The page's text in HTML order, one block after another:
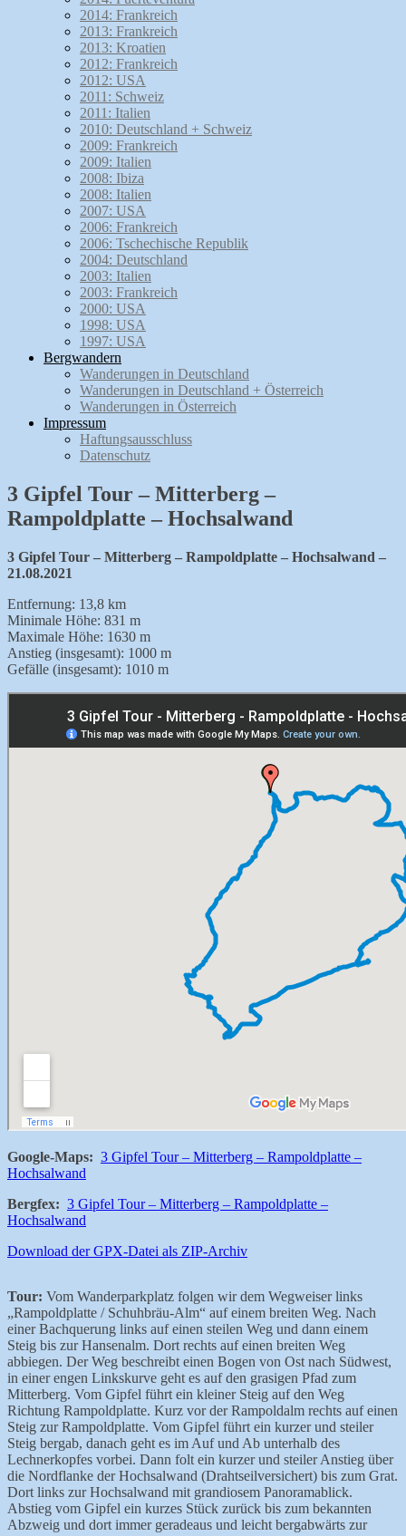
2014: Frankreich
2013: Frankreich
2013: Kroatien
2012: Frankreich
2012: USA
2011: Schweiz
2011: Italien
2010: Deutschland + Schweiz
2009: Frankreich
2009: Italien
2008: Ibiza
2008: Italien
2007: USA
2006: Frankreich
2006: Tschechische Republik
2004: Deutschland
2003: Italien
2003: Frankreich
2000: USA
1998: USA
1997: USA
Bergwandern
Wanderungen in Deutschland
Wanderungen in Deutschland + Österreich
Wanderungen in Österreich
Impressum
Haftungsausschluss
Datenschutz
3 Gipfel Tour – Mitterberg –
Rampoldplatte – Hochsalwand
3 Gipfel Tour – Mitterberg – Rampoldplatte – Hochsalwand –
21.08.2021
Entfernung: 13,8 km
Minimale Höhe: 831 m
Maximale Höhe: 1630 m
Anstieg (insgesamt): 1000 m
Gefälle (insgesamt): 1010 m
Google-Maps: 3 Gipfel Tour – Mitterberg – Rampoldplatte –
Hochsalwand
Bergfex: 3 Gipfel Tour – Mitterberg – Rampoldplatte –
Hochsalwand
Download der GPX-Datei als ZIP-Archiv
Tour: Vom Wanderparkplatz folgen wir dem Wegweiser links
„Rampoldplatte / Schuhbräu-Alm“ auf einem breiten Weg. Nach
einer Bachquerung links auf einen steilen Weg und dann einem
Steig bis zur Hansenalm. Dort rechts auf einen breiten Weg
abbiegen. Der Weg beschreibt einen Bogen von Ost nach Südwest,
in einer engen Linkskurve geht es auf den grasigen Pfad zum
Mitterberg. Vom Gipfel führt ein kleiner Steig auf den Weg
Richtung Rampoldplatte. Kurz vor der Rampoldalm rechts auf einen
Steig zur Rampoldplatte. Vom Gipfel führt ein kurzer und steiler
Steig bergab, danach geht es im Auf und Ab unterhalb des
Lechnerkopfes vorbei. Dann folt ein kurzer und steiler Anstieg über
die Nordflanke der Hochsalwand (Drahtseilversichert) bis zum Grat.
Dort links zur Hochsalwand mit grandiosem Panoramablick.
Abstieg vom Gipfel ein kurzes Stück zurück bis zum bekannten
Abzweig und dort immer geradeaus und leicht bergabwärts zur